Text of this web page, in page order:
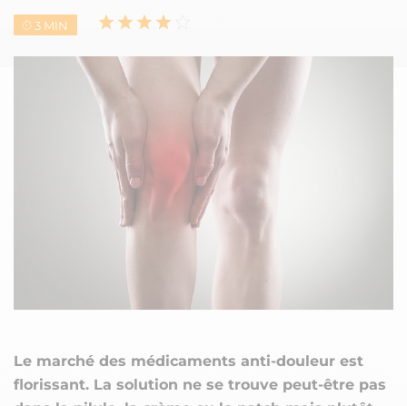
3 MIN
Le marché des médicaments anti-douleur est
florissant. La solution ne se trouve peut-être pas